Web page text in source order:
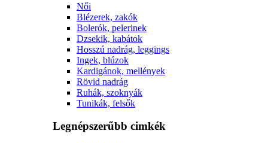
Női
Blézerek, zakók
Bolerók, pelerinek
Dzsekik, kabátok
Hosszú nadrág, leggings
Ingek, blúzok
Kardigánok, mellények
Rövid nadrág
Ruhák, szoknyák
Tunikák, felsők
Legnépszerűbb cimkék